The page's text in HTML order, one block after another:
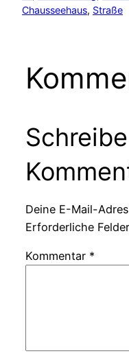
Chausseehaus, Straße
Deine E-Mail-
Erforderliche
Kommentar *